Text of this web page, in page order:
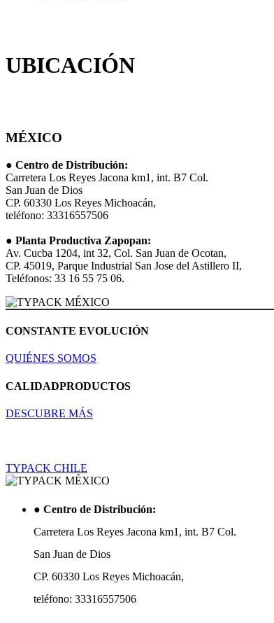
UBICACIÓN
MÉXICO
● Centro de Distribución:
Carretera Los Reyes Jacona km1, int. B7 Col.
San Juan de Dios
CP. 60330 Los Reyes Michoacán,
teléfono: 33316557506
● Planta Productiva Zapopan:
Av. Cucba 1204, int 32, Col. San Juan de Ocotan,
CP. 45019, Parque Industrial San Jose del Astillero II,
Teléfonos: 33 16 55 75 06.
CONSTANTE EVOLUCIÓN
QUIÉNES SOMOS
CALIDADPRODUCTOS
DESCUBRE MÁS
TYPACK CHILE
● Centro de Distribución:
Carretera Los Reyes Jacona km1, int. B7 Col.
San Juan de Dios
CP. 60330 Los Reyes Michoacán,
teléfono: 33316557506